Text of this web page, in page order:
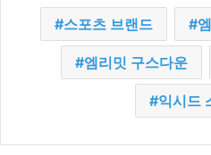
스포츠 브랜드
엠리밋 구스다운
익시드